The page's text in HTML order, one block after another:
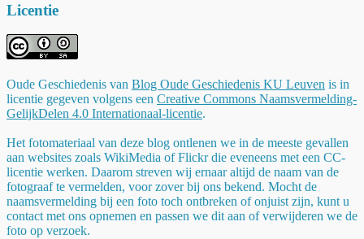
Licentie
Oude Geschiedenis van Blog Oude Geschiedenis KU Leuven is in
licentie gegeven volgens een Creative Commons Naamsvermelding-
GelijkDelen 4.0 Internationaal-licentie.
Het fotomateriaal van deze blog ontlenen we in de meeste gevallen
aan websites zoals WikiMedia of Flickr die eveneens met een CC-
licentie werken. Daarom streven wij ernaar altijd de naam van de
fotograaf te vermelden, voor zover bij ons bekend. Mocht de
naamsvermelding bij een foto toch ontbreken of onjuist zijn, kunt u
contact met ons opnemen en passen we dit aan of verwijderen we de
foto op verzoek.